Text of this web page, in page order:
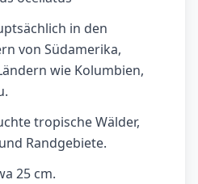
in den
von Südamerika,
wie Kolumbien,
tropische Wälder,
Randgebiete.
25 cm.